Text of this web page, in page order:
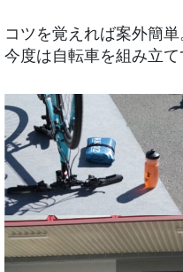
コツを覚えれば案外簡単
今度は自転車を組み立て